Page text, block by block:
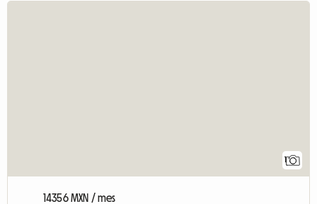
1
14356 MXN / mes